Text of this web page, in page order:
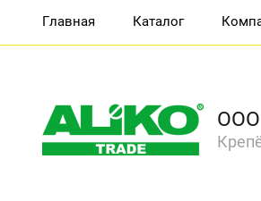
Главная Каталог